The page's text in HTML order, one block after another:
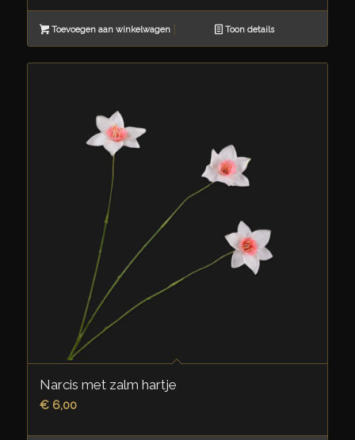
Toevoegen aan winkelwagen Toon details
Narcis met zalm hartje
€6,00